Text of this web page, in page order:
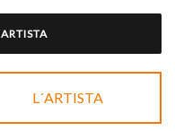
L´ARTISTA